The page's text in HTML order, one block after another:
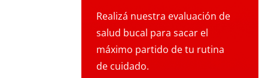
Realizá nuestra evaluación de
salud bucal para sacar el
máximo partido de tu rutina
de cuidado.